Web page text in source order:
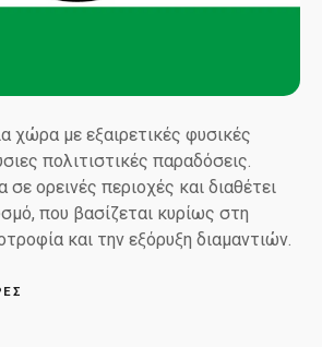
χώρα με εξαιρετικές φυσικές
πολιτιστικές παραδόσεις.
σε ορεινές περιοχές και διαθέτει
που βασίζεται κυρίως στη
και την εξόρυξη διαμαντιών.